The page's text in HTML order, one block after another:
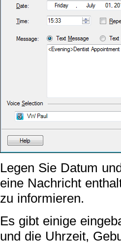
Legen Sie Datum
eine Nachricht
zu informieren.
Es gibt einige
und die Uhrzeit,